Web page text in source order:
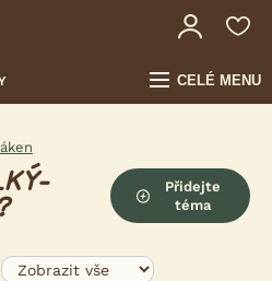
CELÉ MENU
Přidejte
téma